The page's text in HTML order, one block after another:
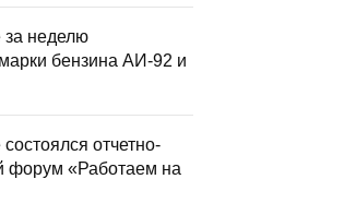
за неделю
бензина АИ-92 и
отчетно-
форум «Работаем на